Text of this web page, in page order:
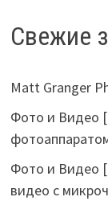
Свежие
Matt Granger
Фото и Видео
Фото и Видео
видео с